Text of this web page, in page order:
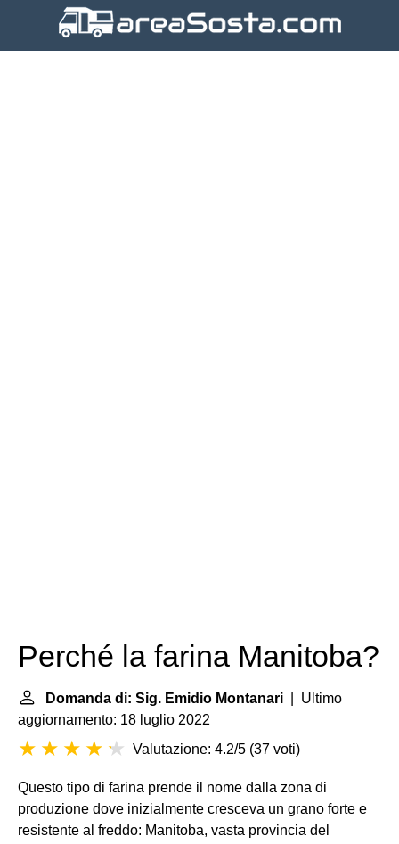
Perché la farina Manitoba?
Domanda di: Sig. Emidio Montanari | Ultimo
aggiornamento: 18 luglio 2022
Valutazione: 4.2/5 (37 voti)
Questo tipo di farina prende il nome dalla zona di
produzione dove inizialmente cresceva un grano forte e
resistente al freddo: Manitoba, vasta provincia del